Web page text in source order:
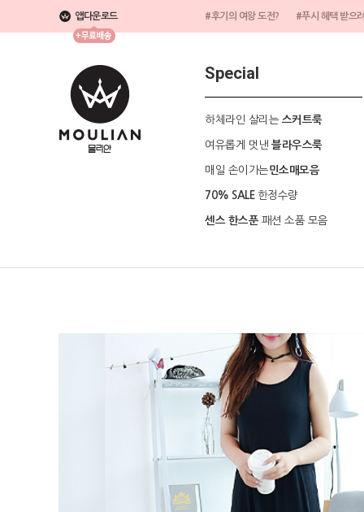
앱다운로드 #후기의 여왕 도전? #푸시 혜택 받으
Special
하체라인 살리는 스커트룩
여유롭게 멋낸 블라우스룩
매일 손이가는민소매모음
70% SALE 한정수량
센스 한스푼패션 소품 모음